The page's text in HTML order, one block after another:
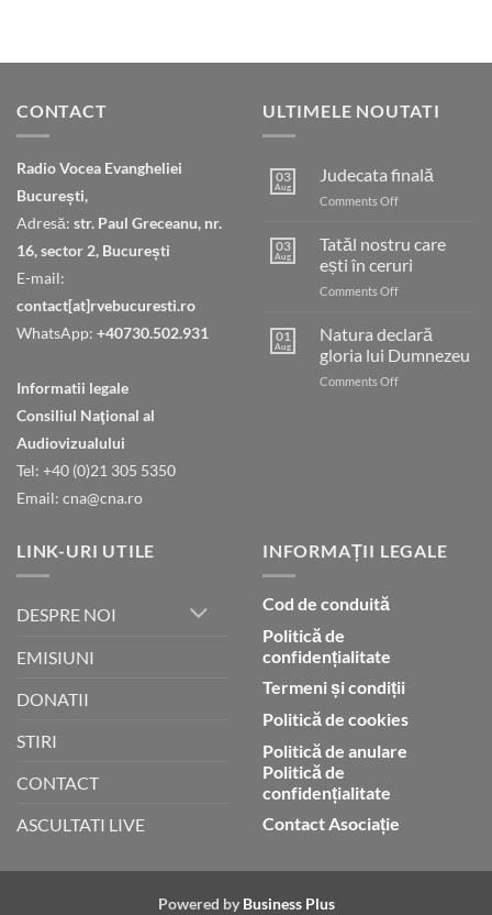
CONTACT
Radio Vocea Evangheliei
București,
Adresă: str. Paul Greceanu, nr.
16, sector 2, București
E-mail:
contact[at]rvebucuresti.ro
WhatsApp: +40730.502.931
Informatii legale
Consiliul Naţional al
Audiovizualului
Tel: +40 (0)21 305 5350
Email: cna@cna.ro
ULTIMELE NOUTATI
03
Aug
Judecata finală
Comments Offon
03
Aug
Tatăl nostru care
ești în ceruri
Comments Offon
nostru
care
ești
în
01
Aug
Natura declară
gloria lui Dumnezeu
Comments Offon
LINK-URI UTILE
DESPRE NOI
EMISIUNI
DONATII
STIRI
CONTACT
ASCULTATI LIVE
INFORMAȚII LEGALE
Cod de conduită
Politică de
confidențialitate
Termeni și condiții
Politică de cookies
Politică de anulare
Politică de
confidențialitate
Contact Asociație
Powered by Business Plus